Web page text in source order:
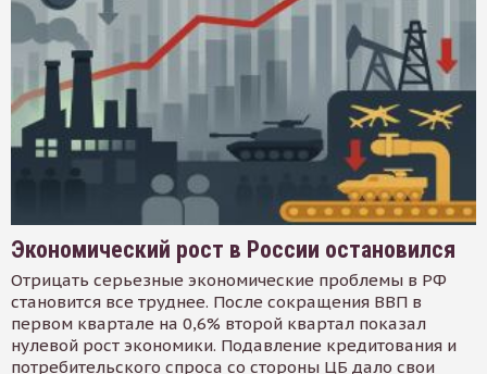
Экономический рост в России остановился
Отрицать серьезные экономические проблемы в РФ
становится все труднее. После сокращения ВВП в
первом квартале на 0,6% второй квартал показал
нулевой рост экономики. Подавление кредитования и
потребительского спроса со стороны ЦБ дало свои